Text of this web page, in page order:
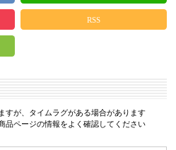
RSS
すが、タイムラグがある場合があります
品ページの情報をよく確認してください